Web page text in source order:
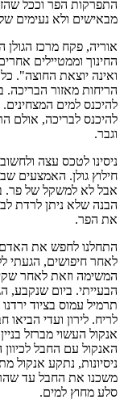
התפרקות הפר וככל
מבאישים ולא נעימים
אוריה, פקח מרכז
החינוך וממטיילים
ואינה יוצאת החוצה".
הריחות מאזור הבריכה.
להיכנס למים
להיכנס לבריכה, אולם
וגבר.
ניסינו לטכס עצה
חילוץ גולן. האמצעים
אבל לא למשקל של פר.
הבנה שלא ניתן לרדת
את הפר.
התחלנו לחפש את האדם
לאחר חיפושים, הגעתי
המשימה וזאת לאחר
הבעייתי. ביום שנקבע,
תרמיל עמוס בציוד
לריח. לירון ועדי
אנקול העשוי מברזל
האנקול עם החבל
ניסיונות, נתקע אנקול
משכנו את החבל עד
סלע מחוץ למים.